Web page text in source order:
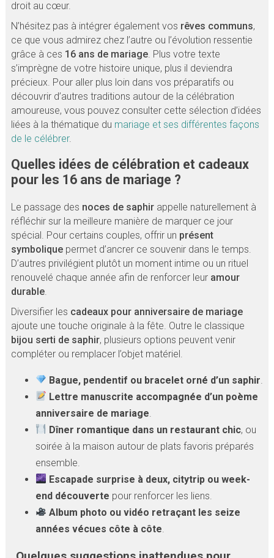
droit au cœur.
N’hésitez pas à intégrer également vos rêves communs,
ce que vous admirez chez l’autre ou l’évolution ressentie
grâce à ces 16 ans de mariage. Plus votre texte
s’imprègne de votre histoire unique, plus il deviendra
précieux. Pour aller plus loin dans vos préparatifs ou
découvrir d’autres traditions autour de la célébration
amoureuse, vous pouvez consulter cette sélection d’idées
liées à la thématique du mariage et ses différentes façons
de le célébrer.
Quelles idées de célébration et cadeaux
pour les 16 ans de mariage ?
Le passage des noces de saphirappelle naturellement à
réfléchir sur la meilleure manière de marquer ce jour
spécial. Pour certains couples, offrir un présent
symboliquepermet d’ancrer ce souvenir dans le temps.
D’autres privilégient plutôt un moment intime ou un rituel
renouvelé chaque année afin de renforcer leur amour
durable.
Diversifier les cadeaux pour anniversaire de mariage
ajoute une touche originale à la fête. Outre le classique
bijou serti de saphir, plusieurs options peuvent venir
compléter ou remplacer l’objet matériel.
Bague, pendentif ou bracelet orné d’un saphir.
Lettre manuscrite accompagnée d’un poème
anniversaire de mariage.
Dîner romantique dans un restaurant chic, ou
soirée à la maison autour de plats favoris préparés
ensemble.
Escapade surprise à deux, citytrip ou week-
end découverte pour renforcer les liens.
Album photo ou vidéo retraçant les seize
années vécues côte à côte.